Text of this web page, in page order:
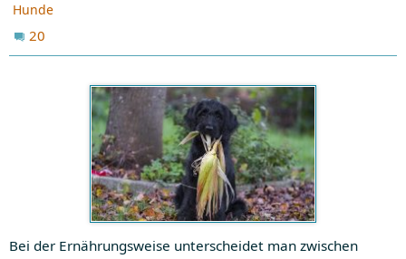
Hunde
20
Bei der Ernährungsweise unterscheidet man zwischen